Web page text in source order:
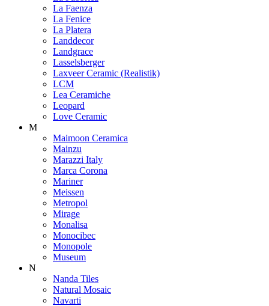
La Faenza
La Fenice
La Platera
Landdecor
Landgrace
Lasselsberger
Laxveer Ceramic (Realistik)
LCM
Lea Ceramiche
Leopard
Love Ceramic
M
Maimoon Ceramica
Mainzu
Marazzi Italy
Marca Corona
Mariner
Meissen
Metropol
Mirage
Monalisa
Monocibec
Monopole
Museum
N
Nanda Tiles
Natural Mosaic
Navarti